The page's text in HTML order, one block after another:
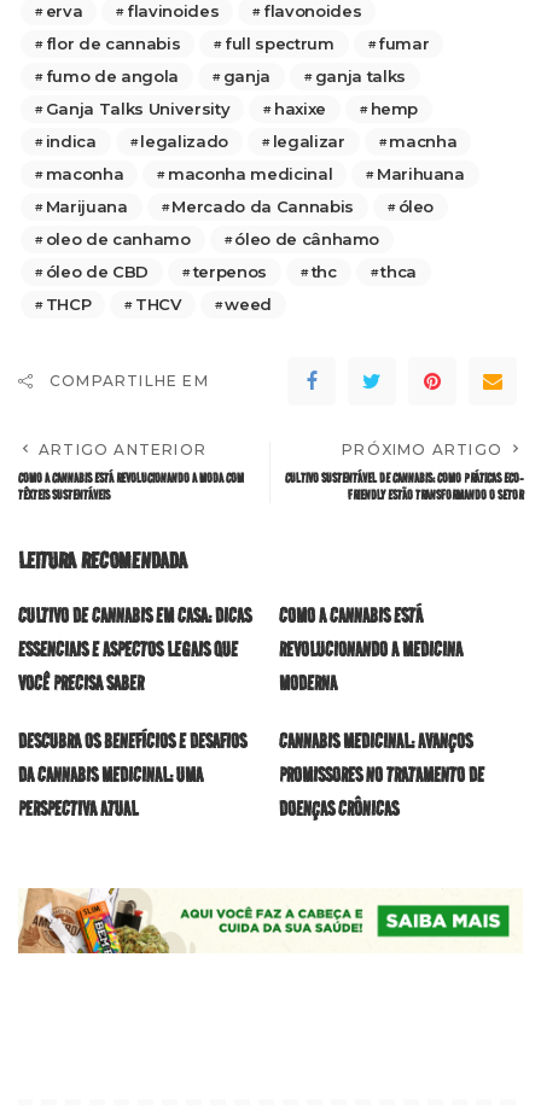
erva
flavinoides
flavonoides
flor de cannabis
full spectrum
fumar
fumo de angola
ganja
ganja talks
Ganja Talks University
haxixe
hemp
indica
legalizado legalizar
macnha
maconha
maconha medicinal
Marihuana
Marijuana
Mercado da Cannabis
óleo
oleo de canhamo
óleo de cânhamo
óleo de CBD
terpenos thc
thca
THCP
THCV weed
COMPARTILHE EM
ARTIGO ANTERIOR
COMO A CANNABIS ESTÁ REVOLUCIONANDO A MODA COM
TÊXTEIS SUSTENTÁVEIS
PRÓXIMO ARTIGO
CULTIVO SUSTENTÁVEL DE CANNABIS: COMO PRÁTICAS ECO-
FRIENDLY ESTÃO TRANSFORMANDO O SETOR
LEITURA RECOMENDADA
CULTIVO DE CANNABIS EM CASA: DICAS
ESSENCIAIS E ASPECTOS LEGAIS QUE
VOCÊ PRECISA SABER
COMO A CANNABIS ESTÁ
REVOLUCIONANDO A MEDICINA
MODERNA
DESCUBRA OS BENEFÍCIOS E DESAFIOS
DA CANNABIS MEDICINAL: UMA
PERSPECTIVA ATUAL
CANNABIS MEDICINAL: AVANÇOS
PROMISSORES NO TRATAMENTO DE
DOENÇAS CRÔNICAS